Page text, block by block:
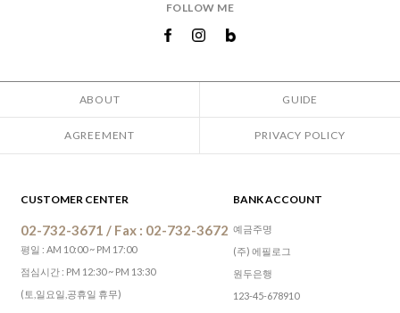
FOLLOW ME
ABOUT GUIDE
AGREEMENT PRIVACY POLICY
CUSTOMER CENTER
02-732-3671 / Fax : 02-732-3672
평일 : AM 10:00 ~ PM 17:00
점심시간 : PM 12:30 ~ PM 13:30
(토,일요일,공휴일 휴무)
BANK ACCOUNT
예금주명
(주) 에필로그
원두은행
123-45-678910